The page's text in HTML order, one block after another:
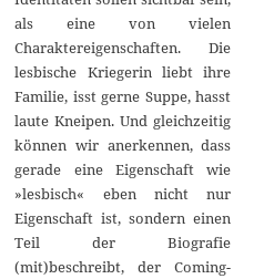
als eine von vielen
Charaktereigenschaften. Die
lesbische Kriegerin liebt ihre
Familie, isst gerne Suppe, hasst
laute Kneipen. Und gleichzeitig
können wir anerkennen, dass
gerade eine Eigenschaft wie
»lesbisch« eben nicht nur
Eigenschaft ist, sondern einen
Teil der Biografie
(mit)beschreibt, der Coming-